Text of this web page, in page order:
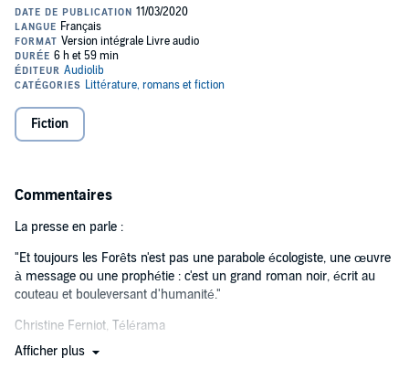
monde brûle. La chaleur n'en finit pas d'assécher la terre. Les
ruisseaux de son enfance ont tari depuis longtemps. Quelque chose
se prépare.
fond des catacombes. Revenu à la surface dans un univers
dévasté, il est seul. Humains ou bêtes : il ne reste rien. Guidé par
l'espoir insensé de retrouver la vieille Augustine, Corentin prend le
long chemin des Forêts. Une quête éperdue, arrachée à ses
entrailles, avec pour obsession la renaissance d'un monde désert, et
la certitude que rien ne s'arrête jamais complètement.
©2020 Audiolib (P)2020 Audiolib
Fiction
Commentaires
La presse en parle :
"Et toujours les Forêts n'est pas une parabole écologiste, une œuvre
à message ou une prophétie : c'est un grand roman noir, écrit au
couteau et bouleversant d'humanité."
Christine Ferniot, Télérama
Afficher plus